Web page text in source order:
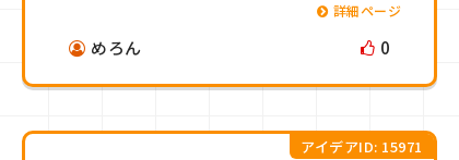
詳細ページ
めろん 0
アイデアID: 15971